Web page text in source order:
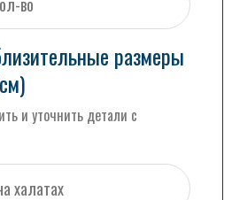
размеры
и уточнить детали с